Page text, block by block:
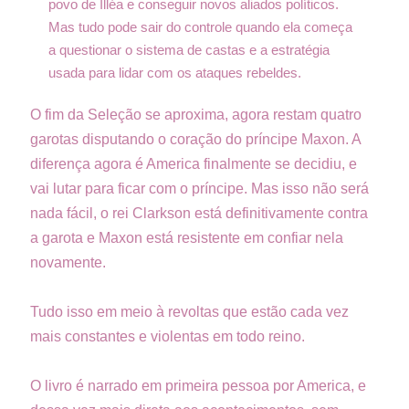
povo de Illéa e conseguir novos aliados políticos.
Mas tudo pode sair do controle quando ela começa
a questionar o sistema de castas e a estratégia
usada para lidar com os ataques rebeldes.
O fim da Seleção se aproxima, agora restam quatro
garotas disputando o coração do príncipe Maxon. A
diferença agora é America finalmente se decidiu, e
vai lutar para ficar com o príncipe. Mas isso não será
nada fácil, o rei Clarkson está definitivamente contra
a garota e Maxon está resistente em confiar nela
novamente.
Tudo isso em meio à revoltas que estão cada vez
mais constantes e violentas em todo reino.
O livro é narrado em primeira pessoa por America, e